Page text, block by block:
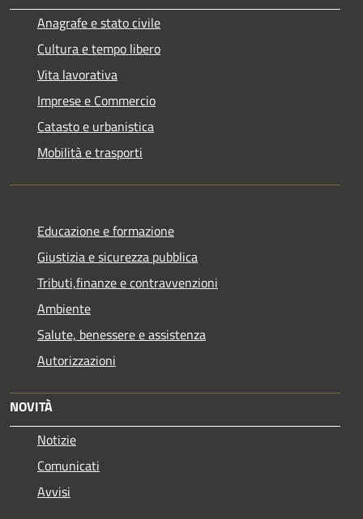
Anagrafe e stato civile
Cultura e tempo libero
Vita lavorativa
Imprese e Commercio
Catasto e urbanistica
Mobilità e trasporti
Educazione e formazione
Giustizia e sicurezza pubblica
Tributi,finanze e contravvenzioni
Ambiente
Salute, benessere e assistenza
Autorizzazioni
NOVITÀ
Notizie
Comunicati
Avvisi